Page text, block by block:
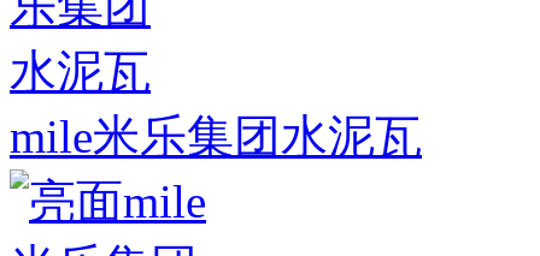
mile米乐集团水泥瓦